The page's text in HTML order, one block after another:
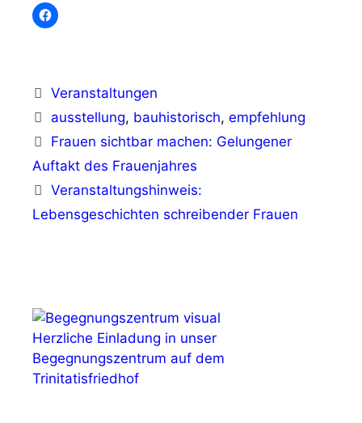
Kategorien
Veranstaltungen
Schlagwörter
ausstellung, bauhistorisch,empfehlung
Frauen sichtbar machen: Gelungener
Auftakt des Frauenjahres
Veranstaltungshinweis:
Lebensgeschichten schreibender Frauen
Herzliche Einladung in unser
Begegnungszentrum auf dem
Trinitatisfriedhof